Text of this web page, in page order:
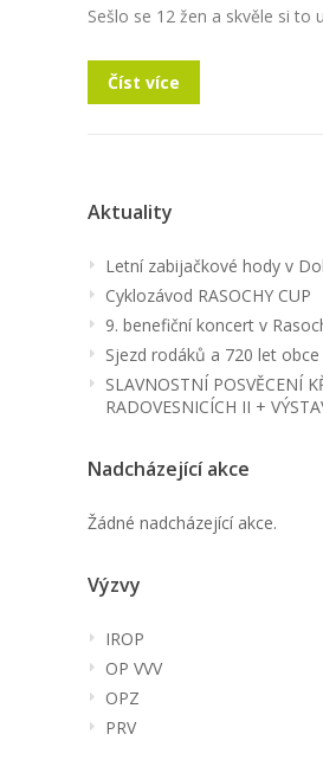
Sešlo se 12 žen a skvěle si to
Číst více
Aktuality
Letní zabijačkové hody v
Cyklozávod RASOCHY CUP
9. benefiční koncert v
Sjezd rodáků a 720 let
SLAVNOSTNÍ POSVĚCENÍ
RADOVESNICÍCH II +
Nadcházející akce
Žádné nadcházející akce.
Výzvy
IROP
OP VVV
OPZ
PRV